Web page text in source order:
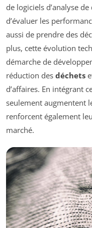
de logiciels d’analyse
d’évaluer les
aussi de prendre des
plus, cette évolution
démarche de
réduction des déchets
d’affaires. En intégrant
seulement augmentent
renforcent également
marché.